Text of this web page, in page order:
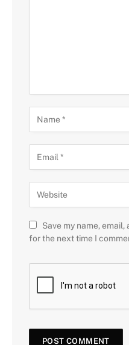
Save my name,
for the next time I